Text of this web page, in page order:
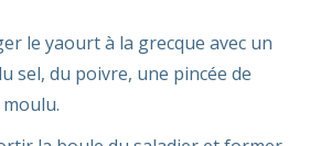
le yaourt à la grecque avec un
sel, du poivre, une pincée de